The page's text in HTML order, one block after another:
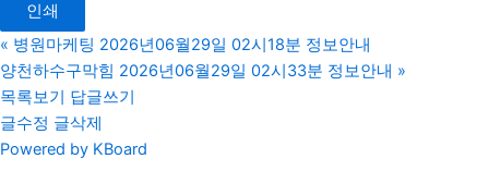
광교피부과
인쇄
« 병원마케팅 2026년06월29일 02시18분 정보안내
양천하수구막힘 2026년06월29일 02시33분 정보안내 »
목록보기 답글쓰기
글수정 글삭제
Powered by KBoard